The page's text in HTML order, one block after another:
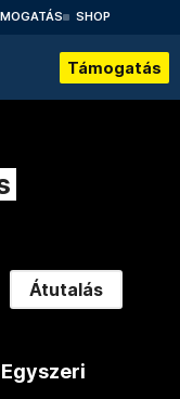
SHOP
Támogatás
Átutalás
Egyszeri